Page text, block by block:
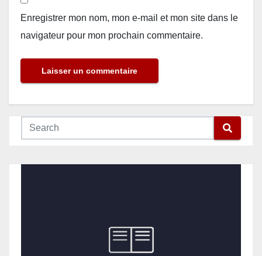
Enregistrer mon nom, mon e-mail et mon site dans le
navigateur pour mon prochain commentaire.